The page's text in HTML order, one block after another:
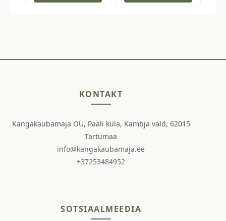
KONTAKT
Kangakaubamaja OÜ, Paali küla, Kambja vald, 62015
Tartumaa
info@kangakaubamaja.ee
+37253484952
SOTSIAALMEEDIA